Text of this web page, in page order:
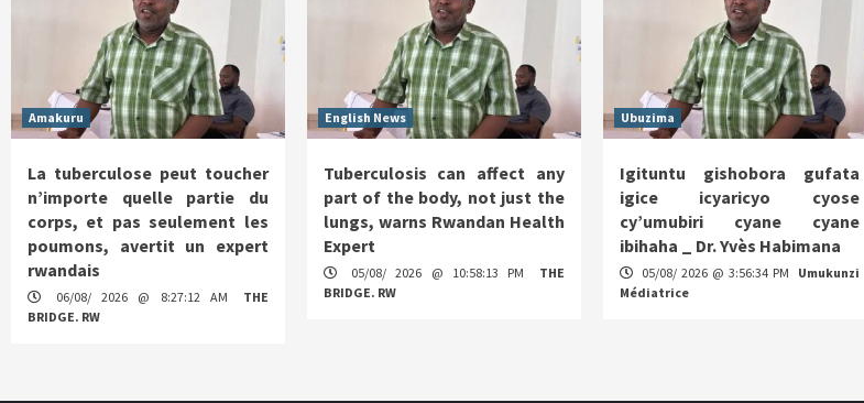
Amakuru
La tuberculose peut toucher
n’importe quelle partie du
corps, et pas seulement les
poumons, avertit un expert
rwandais
06/08/ 2026 @ 8:27:12 AM
THE
BRIDGE. RW
English News
Tuberculosis can affect any
part of the body, not just the
lungs, warns Rwandan Health
Expert
05/08/ 2026 @ 10:58:13 PM
THE
BRIDGE. RW
Ubuzima
Igituntu gishobora gufata
igice icyaricyo cyose
cy’umubiri cyane cyane
ibihaha _ Dr. Yvès Habimana
05/08/ 2026 @ 3:56:34 PM
Umukunzi
Médiatrice